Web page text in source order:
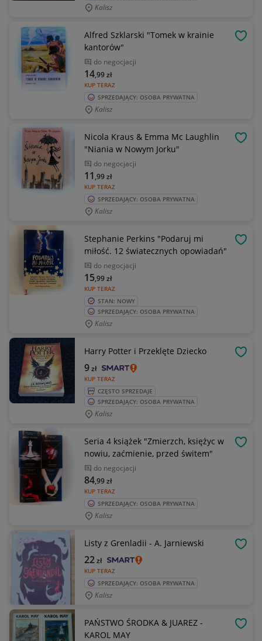
Kalisz
Alfred Szklarski "Tomek w krainie
kantorów"
do negocjacji
KUP TERAZ
14,99zł
SPRZEDAJĄCY: OSOBA PRYWATNA
Kalisz
Nicola Kraus & Emma Mc Laughlin
"Niania w Nowym Jorku"
do negocjacji
KUP TERAZ
11 ,99zł
SPRZEDAJĄCY: OSOBA PRYWATNA
Kalisz
Stephanie Perkins "Podaruj mi
miłość. 12 światecznych opowiadań"
do negocjacji
KUP TERAZ
15,99zł
STAN: NOWY
SPRZEDAJĄCY: OSOBA PRYWATNA
Kalisz
Harry Potter i Przeklęte Dziecko
KUP TERAZ
9zł
CZĘSTO SPRZEDAJE
SPRZEDAJĄCY: OSOBA PRYWATNA
Kalisz
Seria 4 książek "Zmierzch, księżyc w
nowiu, zaćmienie, przed świtem"
do negocjacji
KUP TERAZ
84,99zł
SPRZEDAJĄCY: OSOBA PRYWATNA
Kalisz
Listy z Grenladii - A. Jarniewski
KUP TERAZ
22zł
SPRZEDAJĄCY: OSOBA PRYWATNA
Kalisz
PAŃSTWO ŚRODKA & JUAREZ -
KAROL MAY